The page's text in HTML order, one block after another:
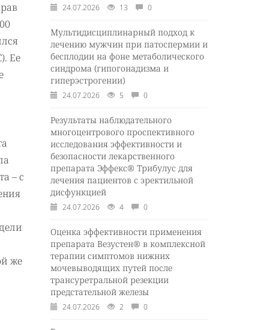
Ее
– с
же
24.07.2026 13 0
Мультидисциплинарный подход к
лечению мужчин при патоспермии и
бесплодии на фоне метаболического
синдрома (гипогонадизма и
гиперэстрогении)
24.07.2026 5 0
Результаты наблюдательного
многоцентрового проспективного
исследования эффективности и
безопасности лекарственного
препарата Эффекс® Трибулус для
лечения пациентов с эректильной
дисфункцией
24.07.2026 4 0
Оценка эффективности применения
препарата Везустен® в комплексной
терапии симптомов нижних
мочевыводящих путей после
трансуретральной резекции
предстательной железы
24.07.2026 2 0